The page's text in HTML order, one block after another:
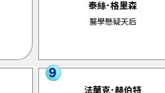
泰絲．格里森
醫學懸疑天后
9
法蘭克．赫伯特